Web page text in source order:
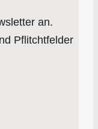
an.
Pflitchtfelder